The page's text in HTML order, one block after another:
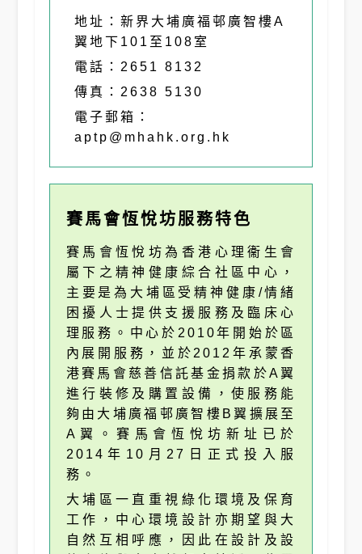
地址：新界大埔廣福邨廣智樓A
翼地下101至108室
電話：2651 8132
傳真：2638 5130
電子郵箱：
aptp@mhahk.org.hk
賽馬會恆悅坊服務特色
賽馬會恆悅坊為香港心理衞生會
屬下之精神健康綜合社區中心，
主要是為大埔區受精神健康/情緒
困擾人士提供支援服務及臨床心
理服務。中心於2010年開始於區
內展開服務，並於2012年承蒙香
港賽馬會慈善信託基金捐款於A翼
進行裝修及購置設備，使服務能
夠由大埔廣福邨廣智樓B翼擴展至
A翼。賽馬會恆悅坊新址已於
2014年10月27日正式投入服
務。
大埔區一直重視綠化環境及保育
工作，中心環境設計亦期望與大
自然互相呼應，因此在設計及設